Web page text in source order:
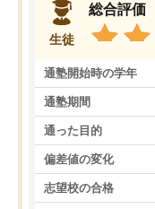
生徒
総合評価
通塾開始時の学年
通塾期間
通った目的
偏差値の変化
志望校の合格